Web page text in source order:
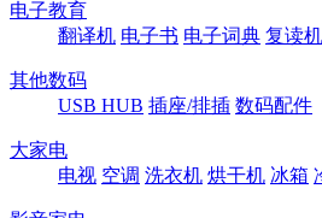
电子教育
翻译机 电子书 电子词典 复读机
其他数码
USB HUB 插座/排插 数码配件
大家电
电视 空调 洗衣机 烘干机 冰箱